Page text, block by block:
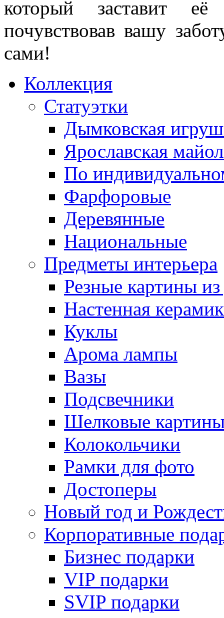
который заставит
почувствовав вашу
сами!
Коллекция
Статуэтки
Дымковская
Ярославская
По
Фарфоровые
Деревянные
Национальные
Предметы интерьера
Резные картины из
Настенная
Куклы
Арома лампы
Вазы
Подсвечники
Шелковые
Колокольчики
Рамки для фото
Достоперы
Новый год и
Корпоративные
Бизнес подарки
VIP подарки
SVIP подарки